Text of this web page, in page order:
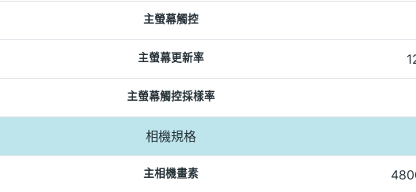
主螢幕觸控
主螢幕更新率
主螢幕觸控採樣率
相機規格
主相機畫素